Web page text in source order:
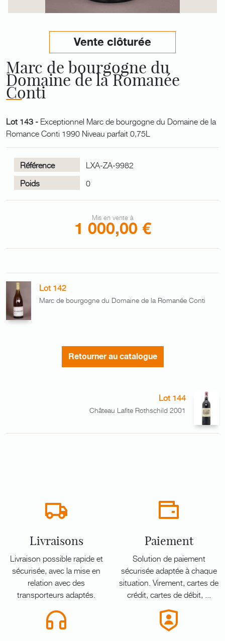
Vente clôturée
Marc de bourgogne du
Domaine de la Romanée
Conti
Lot 143 - Exceptionnel Marc de bourgogne du Domaine de la
Romance Conti 1990 Niveau parfait 0,75L
Référence
LXA-ZA-9982
Poids
0
Mis en vente à
1 000,00 €
Lot 142
Marc de bourgogne du Domaine de la Romanée Conti
Retourner au catalogue
Lot 144
Château Lafite Rothschild 2001
Livraisons
Livraison possible rapide et
sécurisée, avec la mise en
relation avec des
transporteurs adaptés.
Paiement
Solution de paiement
sécurisée adaptée à chaque
situation. Virement, cartes de
crédit, cartes de débit, ...